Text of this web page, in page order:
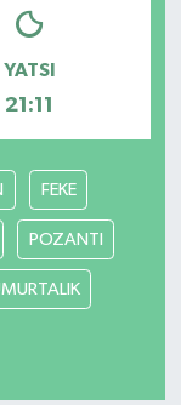
YATSI
21:11
FEKE
POZANTI